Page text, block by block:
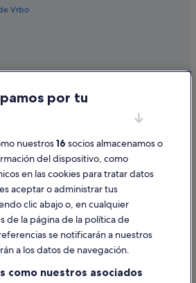
Viveiro
Viveiro
de Area
Viveiro
Vrbo
y cómo denunciar contenido
o de un alquiler vacacional
por tu
nuestros16 socios almacenamos o
del dispositivo, como
en las cookies para tratar datos
aceptar o administrar tus
clic abajo o, en cualquier
de la página de la política de
se notificarán a nuestros
a los datos de navegación.
como nuestros asociados